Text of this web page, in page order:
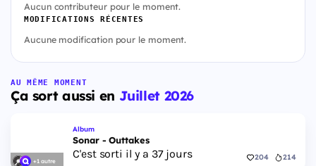
Aucun contributeur pour le moment.
MODIFICATIONS RÉCENTES
Aucune modification pour le moment.
AU MÊME MOMENT
Ça sort aussi en Juillet 2026
+1 autre
Album
Sonar - Outtakes
C'est sorti il y a 37 jours 204 214